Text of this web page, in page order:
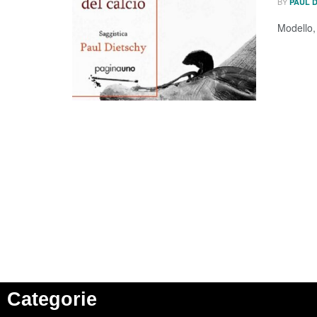
Categorie